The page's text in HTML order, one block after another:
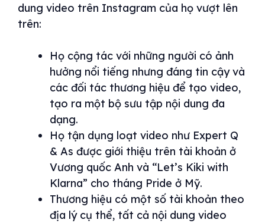
dung video trên Instagram của họ vượt lên
trên:
Họ cộng tác với những người có ảnh
hưởng nổi tiếng nhưng đáng tin cậy và
các đối tác thương hiệu để tạo video,
tạo ra một bộ sưu tập nội dung đa
dạng.
Họ tận dụng loạt video như Expert Q
& As được giới thiệu trên tài khoản ở
Vương quốc Anh và “Let’s Kiki with
Klarna” cho tháng Pride ở Mỹ.
Thương hiệu có một số tài khoản theo
địa lý cụ thể, tất cả nội dung video